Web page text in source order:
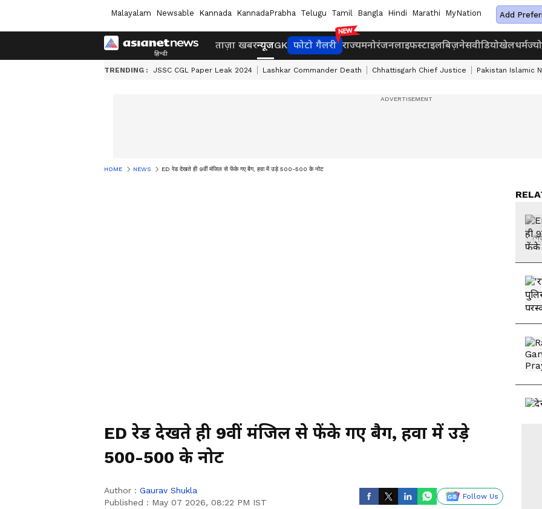
Malayalam Newsable Kannada KannadaPrabha Telugu Tamil Bangla Hindi Marathi MyNation Add
ताज़ा खबरन्यूजGK फोटो गैलरी राज्यमनोरंजनलाइफस्टाइलबिज़नेसवीडियोखेलधर्म
TRENDING : JSSC CGL Paper Leak 2024 Lashkar Commander Death Chhattisgarh Chief Justice Pakistan Islamic
HOME NEWS ED रेड देखते ही 9वीं मंजिल से फेंके गए बैग, हवा में उड़े 500-500 के नोट
ED रेड देखते ही 9वीं मंजिल से फेंके गए बैग, हवा में उड़े
500-500 के नोट
Author : Gaurav Shukla
Published : May 07 2026, 08:22 PM IST
Follow Us